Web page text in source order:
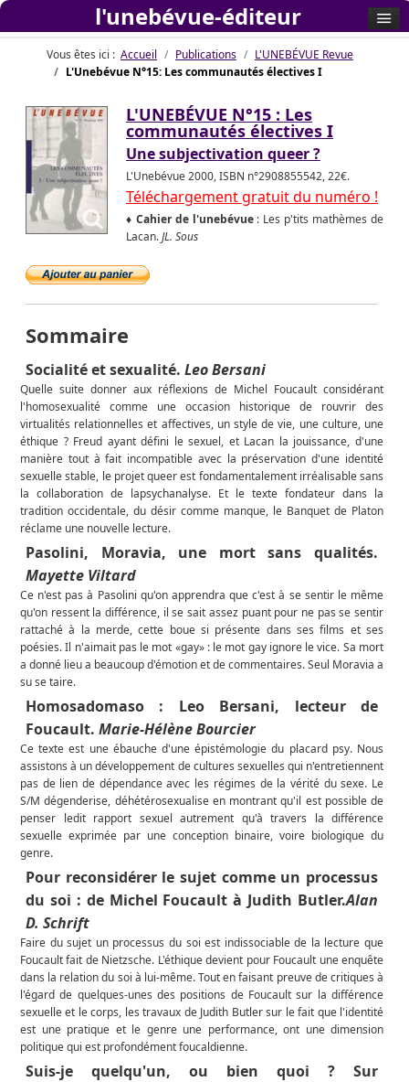
Vous êtes ici : Accueil Publications
L'UNEBÉVUE Revue
L'Unebévue N°15: Les communautés électives I
L'UNEBÉVUE N°15 : Les
communautés électives I
Une subjectivation queer ?
L'Unebévue 2000, ISBN n°2908855542, 22€.
Téléchargement gratuit du numéro !
♦ Cahier de l'unebévue: Les p'tits mathèmes de
Lacan.JL. Sous
Sommaire
Socialité et sexualité. Leo Bersani
Quelle suite donner aux réflexions de Michel Foucault considérant
l'homosexualité comme une occasion historique de rouvrir des
virtualités relationnelles et affectives, un style de vie, une culture, une
éthique ? Freud ayant défini le sexuel, et Lacan la jouissance, d'une
manière tout à fait incompatible avec la préservation d'une identité
sexuelle stable, le projet queer est fondamentalement irréalisable sans
la collaboration de lapsychanalyse. Et le texte fondateur dans la
tradition occidentale, du désir comme manque, le Banquet de Platon
réclame une nouvelle lecture.
Pasolini, Moravia, une mort sans qualités.
Mayette Viltard
Ce n'est pas à Pasolini qu'on apprendra que c'est à se sentir le même
qu'on ressent la différence, il se sait assez puant pour ne pas se sentir
rattaché à la merde, cette boue si présente dans ses films et ses
poésies. Il n'aimait pas le mot «gay» : le mot gay ignore le vice. Sa mort
a donné lieu a beaucoup d'émotion et de commentaires. Seul Moravia a
su se taire.
Homosadomaso : Leo Bersani, lecteur de
Foucault. Marie-Hélène Bourcier
Ce texte est une ébauche d'une épistémologie du placard psy. Nous
assistons à un développement de cultures sexuelles qui n'entretiennent
pas de lien de dépendance avec les régimes de la vérité du sexe. Le
S/M dégenderise, déhétérosexualise en montrant qu'il est possible de
penser ledit rapport sexuel autrement qu'à travers la différence
sexuelle exprimée par une conception binaire, voire biologique du
genre.
Pour reconsidérer le sujet comme un processus
du soi : de Michel Foucault à Judith Butler.Alan
D. Schrift
Faire du sujet un processus du soi est indissociable de la lecture que
Foucault fait de Nietzsche. L'éthique devient pour Foucault une enquête
dans la relation du soi à lui-même. Tout en faisant preuve de critiques à
l'égard de quelques-unes des positions de Foucault sur la différence
sexuelle et le corps, les travaux de Judith Butler sur le fait que l'identité
est une pratique et le genre une performance, ont une dimension
politique qui est profondément foucaldienne.
Suis-je quelqu'un, ou bien quoi ? Sur
l'unebévue-éditeur